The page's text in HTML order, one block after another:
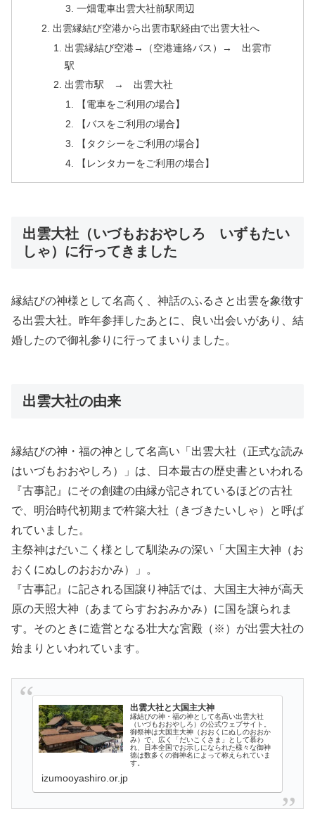
一畑電車出雲大社前駅周辺
出雲縁結び空港から出雲市駅経由で出雲大社へ
出雲縁結び空港→（空港連絡バス）→ 出雲市
駅
出雲市駅 → 出雲大社
【電車をご利用の場合】
【バスをご利用の場合】
【タクシーをご利用の場合】
【レンタカーをご利用の場合】
出雲大社（いづもおおやしろ いずもたい
しゃ）に行ってきました
縁結びの神様として名高く、神話のふるさと出雲を象徴す
る出雲大社。昨年参拝したあとに、良い出会いがあり、結
婚したので御礼参りに行ってまいりました。
出雲大社の由来
縁結びの神・福の神として名高い「出雲大社（正式な読み
はいづもおおやしろ）」は、日本最古の歴史書といわれる
『古事記』にその創建の由縁が記されているほどの古社
で、明治時代初期まで杵築大社（きづきたいしゃ）と呼ば
れていました。
主祭神はだいこく様として馴染みの深い「大国主大神（お
おくにぬしのおおかみ）」。
『古事記』に記される国譲り神話では、大国主大神が高天
原の天照大神（あまてらすおおみかみ）に国を譲られま
す。そのときに造営となる壮大な宮殿（※）が出雲大社の
始まりといわれています。
出雲大社と大国主大神
縁結びの神・福の神として名高い出雲大社
（いづもおおやしろ）の公式ウェブサイト。
御祭神は大国主大神（おおくにぬしのおおか
み）で、広く「だいこくさま」として慕わ
れ、日本全国でお示しになられた様々な御神
徳は数多くの御神名によって称えられていま
す。
izumooyashiro.or.jp